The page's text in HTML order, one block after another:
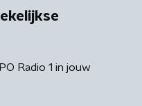
Radio 1 in jouw